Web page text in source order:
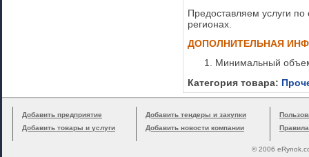
Предоставляем услуги
регионах.
ДОПОЛНИТЕЛЬНАЯ
Минимальный
Категория товара:
Добавить предприятие
Добавить товары и услуги
Добавить тендеры и закупки
Добавить новости компании
© 2006